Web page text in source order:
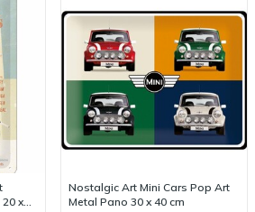
x
Nostalgic Art Mini Cars Pop Art
Metal Pano 30 x 40 cm